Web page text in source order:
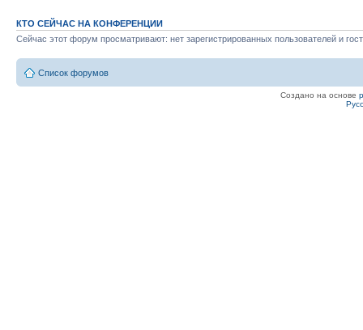
КТО СЕЙЧАС НА КОНФЕРЕНЦИИ
Сейчас этот форум просматривают: нет зарегистрированных пользователей и
Список форумов
Создано на основе